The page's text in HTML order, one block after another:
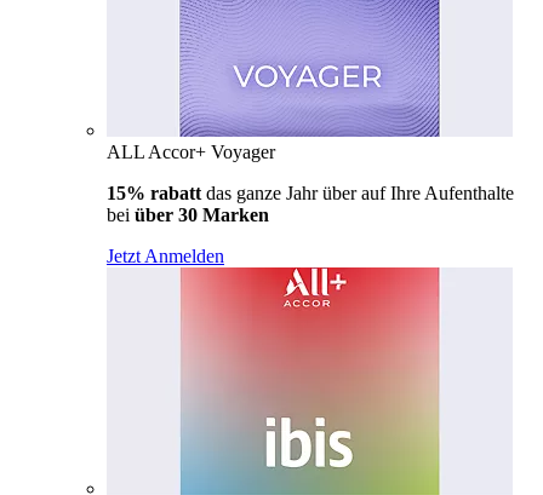
ALL Accor+ Voyager
15% rabatt das ganze Jahr über auf Ihre Aufenthalte
bei über 30 Marken
Jetzt Anmelden